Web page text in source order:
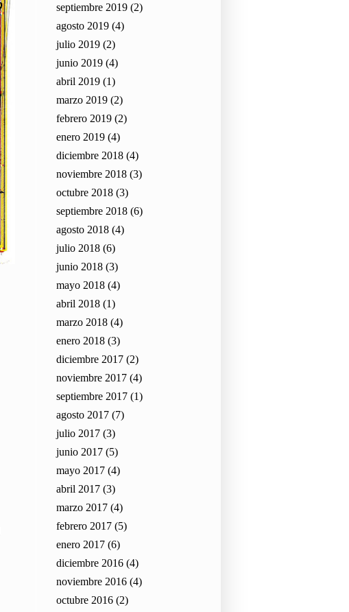
septiembre 2019 (2)
agosto 2019 (4)
julio 2019 (2)
junio 2019 (4)
abril 2019 (1)
marzo 2019 (2)
febrero 2019 (2)
enero 2019 (4)
diciembre 2018 (4)
noviembre 2018 (3)
octubre 2018 (3)
septiembre 2018 (6)
agosto 2018 (4)
julio 2018 (6)
junio 2018 (3)
mayo 2018 (4)
abril 2018 (1)
marzo 2018 (4)
enero 2018 (3)
diciembre 2017 (2)
noviembre 2017 (4)
septiembre 2017 (1)
agosto 2017 (7)
julio 2017 (3)
junio 2017 (5)
mayo 2017 (4)
abril 2017 (3)
marzo 2017 (4)
febrero 2017 (5)
enero 2017 (6)
diciembre 2016 (4)
noviembre 2016 (4)
octubre 2016 (2)